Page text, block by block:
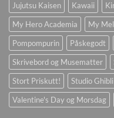
Jujutsu Kaisen
Kawaii
My Hero Academia
My
Pompompurin
Påskegodt
Skrivebord og Musematter
Stort Priskutt!
Studio Ghibli
Valentine's Day og Morsdag